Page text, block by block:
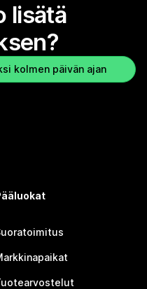
lisätä
kolmen päivän ajan